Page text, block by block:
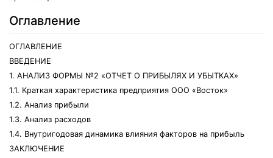
Оглавление
ОГЛАВЛЕНИЕ
ВВЕДЕНИЕ
1. АНАЛИЗ ФОРМЫ №2 «ОТЧЕТ О ПРИБЫЛЯХ И УБЫТКАХ»
1.1. Краткая характеристика предприятия ООО «Восток»
1.2. Анализ прибыли
1.3. Анализ расходов
1.4. Внутригодовая динамика влияния факторов на прибыль
ЗАКЛЮЧЕНИЕ